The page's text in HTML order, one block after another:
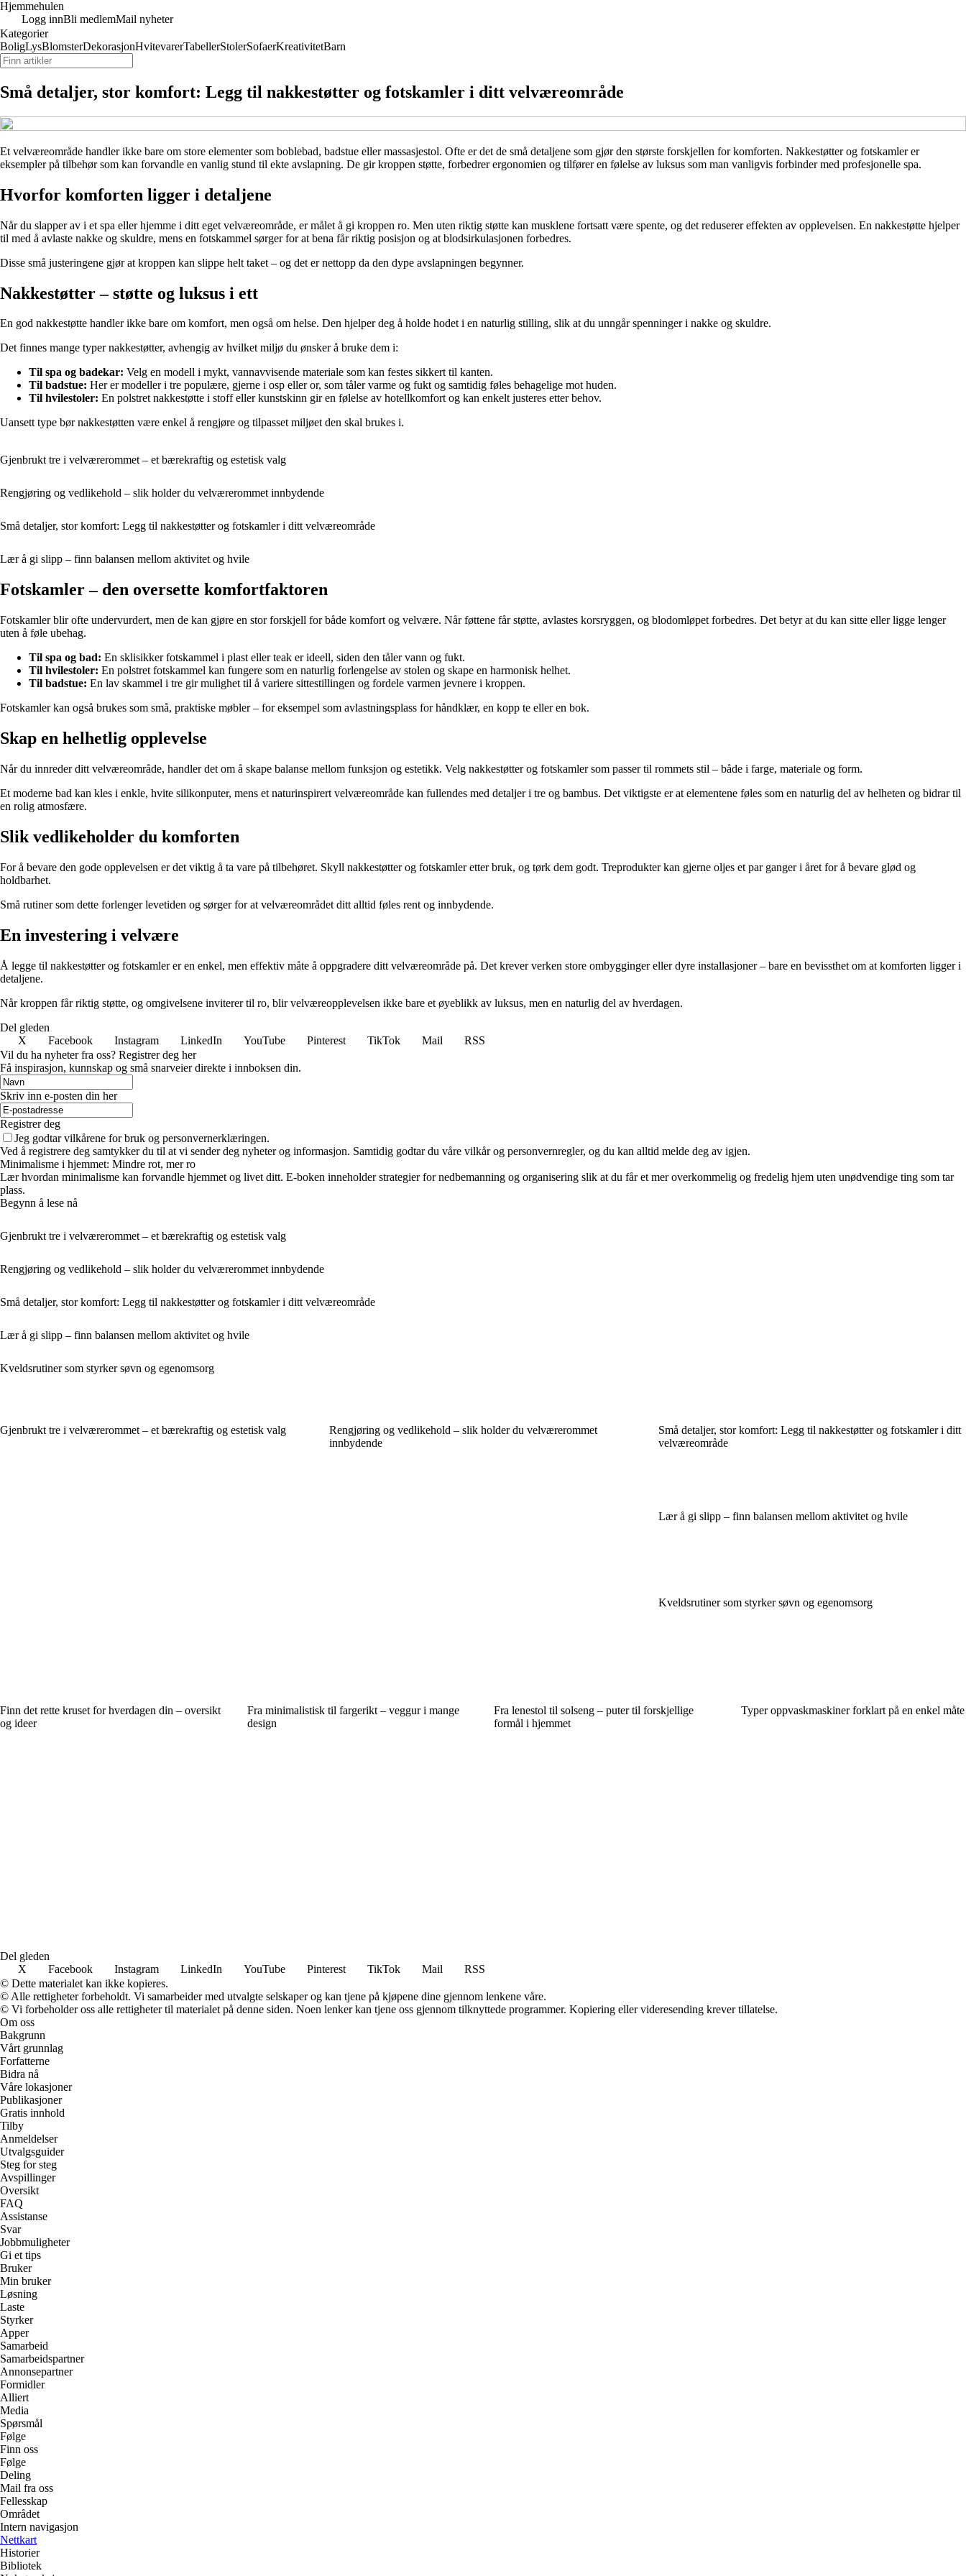
Hjemmehulen
Logg innBli medlemMail nyheter
Kategorier
BoligLysBlomsterDekorasjonHvitevarerTabellerStolerSofaerKreativitetBarn
Små detaljer, stor komfort: Legg til nakkestøtter og fotskamler i ditt velværeområde
Et velværeområde handler ikke bare om store elementer som boblebad, badstue eller massasjestol. Ofte er det de små detaljene som gjør den største forskjellen for komforten. Nakkestøtter og fotskamler er
eksempler på tilbehør som kan forvandle en vanlig stund til ekte avslapning. De gir kroppen støtte, forbedrer ergonomien og tilfører en følelse av luksus som man vanligvis forbinder med profesjonelle spa.
Hvorfor komforten ligger i detaljene
Når du slapper av i et spa eller hjemme i ditt eget velværeområde, er målet å gi kroppen ro. Men uten riktig støtte kan musklene fortsatt være spente, og det reduserer effekten av opplevelsen. En nakkestøtte hjelper
til med å avlaste nakke og skuldre, mens en fotskammel sørger for at bena får riktig posisjon og at blodsirkulasjonen forbedres.
Disse små justeringene gjør at kroppen kan slippe helt taket – og det er nettopp da den dype avslapningen begynner.
Nakkestøtter – støtte og luksus i ett
En god nakkestøtte handler ikke bare om komfort, men også om helse. Den hjelper deg å holde hodet i en naturlig stilling, slik at du unngår spenninger i nakke og skuldre.
Det finnes mange typer nakkestøtter, avhengig av hvilket miljø du ønsker å bruke dem i:
Til spa og badekar: Velg en modell i mykt, vannavvisende materiale som kan festes sikkert til kanten.
Til badstue: Her er modeller i tre populære, gjerne i osp eller or, som tåler varme og fukt og samtidig føles behagelige mot huden.
Til hvilestoler: En polstret nakkestøtte i stoff eller kunstskinn gir en følelse av hotellkomfort og kan enkelt justeres etter behov.
Uansett type bør nakkestøtten være enkel å rengjøre og tilpasset miljøet den skal brukes i.
Gjenbrukt tre i velværerommet – et bærekraftig og estetisk valg
Rengjøring og vedlikehold – slik holder du velværerommet innbydende
Små detaljer, stor komfort: Legg til nakkestøtter og fotskamler i ditt velværeområde
Lær å gi slipp – finn balansen mellom aktivitet og hvile
Fotskamler – den oversette komfortfaktoren
Fotskamler blir ofte undervurdert, men de kan gjøre en stor forskjell for både komfort og velvære. Når føttene får støtte, avlastes korsryggen, og blodomløpet forbedres. Det betyr at du kan sitte eller ligge lenger
uten å føle ubehag.
Til spa og bad: En sklisikker fotskammel i plast eller teak er ideell, siden den tåler vann og fukt.
Til hvilestoler: En polstret fotskammel kan fungere som en naturlig forlengelse av stolen og skape en harmonisk helhet.
Til badstue: En lav skammel i tre gir mulighet til å variere sittestillingen og fordele varmen jevnere i kroppen.
Fotskamler kan også brukes som små, praktiske møbler – for eksempel som avlastningsplass for håndklær, en kopp te eller en bok.
Skap en helhetlig opplevelse
Når du innreder ditt velværeområde, handler det om å skape balanse mellom funksjon og estetikk. Velg nakkestøtter og fotskamler som passer til rommets stil – både i farge, materiale og form.
Et moderne bad kan kles i enkle, hvite silikonputer, mens et naturinspirert velværeområde kan fullendes med detaljer i tre og bambus. Det viktigste er at elementene føles som en naturlig del av helheten og bidrar til
en rolig atmosfære.
Slik vedlikeholder du komforten
For å bevare den gode opplevelsen er det viktig å ta vare på tilbehøret. Skyll nakkestøtter og fotskamler etter bruk, og tørk dem godt. Treprodukter kan gjerne oljes et par ganger i året for å bevare glød og
holdbarhet.
Små rutiner som dette forlenger levetiden og sørger for at velværeområdet ditt alltid føles rent og innbydende.
En investering i velvære
Å legge til nakkestøtter og fotskamler er en enkel, men effektiv måte å oppgradere ditt velværeområde på. Det krever verken store ombygginger eller dyre installasjoner – bare en bevissthet om at komforten ligger i
detaljene.
Når kroppen får riktig støtte, og omgivelsene inviterer til ro, blir velværeopplevelsen ikke bare et øyeblikk av luksus, men en naturlig del av hverdagen.
Del gleden
X
Facebook Instagram LinkedIn YouTube Pinterest TikTok Mail
RSS
Vil du ha nyheter fra oss? Registrer deg her
Få inspirasjon, kunnskap og små snarveier direkte i innboksen din.
Skriv inn e-posten din her
Registrer deg
Jeg godtar vilkårene for bruk og personvernerklæringen.
Ved å registrere deg samtykker du til at vi sender deg nyheter og informasjon. Samtidig godtar du våre vilkår og personvernregler, og du kan alltid melde deg av igjen.
Minimalisme i hjemmet: Mindre rot, mer ro
Lær hvordan minimalisme kan forvandle hjemmet og livet ditt. E-boken inneholder strategier for nedbemanning og organisering slik at du får et mer overkommelig og fredelig hjem uten unødvendige ting som tar
plass.
Begynn å lese nå
Gjenbrukt tre i velværerommet – et bærekraftig og estetisk valg
Rengjøring og vedlikehold – slik holder du velværerommet innbydende
Små detaljer, stor komfort: Legg til nakkestøtter og fotskamler i ditt velværeområde
Lær å gi slipp – finn balansen mellom aktivitet og hvile
Kveldsrutiner som styrker søvn og egenomsorg
Gjenbrukt tre i velværerommet – et bærekraftig og estetisk valg
Rengjøring og vedlikehold – slik holder du velværerommet
innbydende
Små detaljer, stor komfort: Legg til nakkestøtter og fotskamler i ditt
velværeområde
Lær å gi slipp – finn balansen mellom aktivitet og hvile
Kveldsrutiner som styrker søvn og egenomsorg
Finn det rette kruset for hverdagen din – oversikt
og ideer
Fra minimalistisk til fargerikt – veggur i mange
design
Fra lenestol til solseng – puter til forskjellige
formål i hjemmet
Typer oppvaskmaskiner forklart på en enkel måte
Del gleden
X
Facebook Instagram LinkedIn YouTube Pinterest TikTok Mail
RSS
© Dette materialet kan ikke kopieres.
© Alle rettigheter forbeholdt. Vi samarbeider med utvalgte selskaper og kan tjene på kjøpene dine gjennom lenkene våre.
© Vi forbeholder oss alle rettigheter til materialet på denne siden. Noen lenker kan tjene oss gjennom tilknyttede programmer. Kopiering eller videresending krever tillatelse.
Om oss
Bakgrunn
Vårt grunnlag
Forfatterne
Bidra nå
Våre lokasjoner
Publikasjoner
Gratis innhold
Tilby
Anmeldelser
Utvalgsguider
Steg for steg
Avspillinger
Oversikt
FAQ
Assistanse
Svar
Jobbmuligheter
Gi et tips
Bruker
Min bruker
Løsning
Laste
Styrker
Apper
Samarbeid
Samarbeidspartner
Annonsepartner
Formidler
Alliert
Media
Spørsmål
Følge
Finn oss
Følge
Deling
Mail fra oss
Fellesskap
Området
Intern navigasjon
Nettkart
Historier
Bibliotek